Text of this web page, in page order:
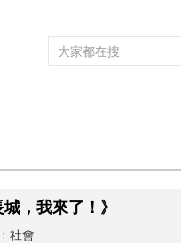
城，我來了！》
社會